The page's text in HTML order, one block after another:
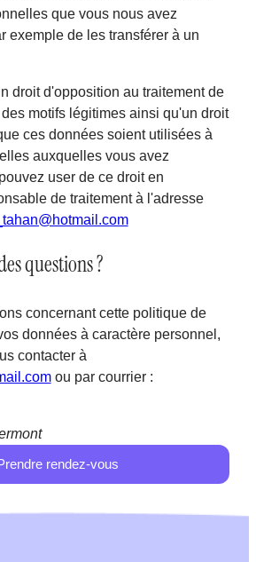
que vous nous avez
exemple de les transférer à un
droit d'opposition au traitement de
motifs légitimes ainsi qu'un droit
ces données soient utilisées à
auxquelles vous avez
user de ce droit en
de traitement à l'adresse
questions ?
concernant cette politique de
données à caractère personnel,
contacter à
ou par courrier :
rendez-vous